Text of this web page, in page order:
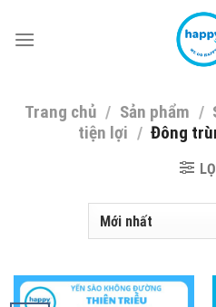
Trang chủ / Sản phẩm /
tiện lợi / Đông